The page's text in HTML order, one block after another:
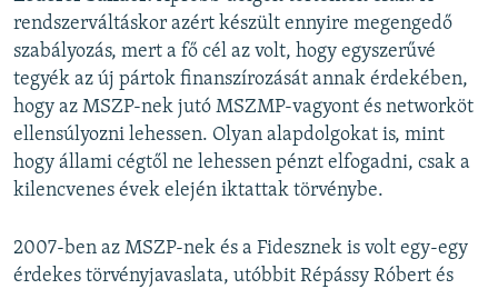
rendszerváltáskor azért készült ennyire megengedő
szabályozás, mert a fő cél az volt, hogy egyszerűvé
tegyék az új pártok finanszírozását annak érdekében,
hogy az MSZP-nek jutó MSZMP-vagyont és networköt
ellensúlyozni lehessen. Olyan alapdolgokat is, mint
hogy állami cégtől ne lehessen pénzt elfogadni, csak a
kilencvenes évek elején iktattak törvénybe.
2007-ben az MSZP-nek és a Fidesznek is volt egy-egy
érdekes törvényjavaslata, utóbbit Répássy Róbert és